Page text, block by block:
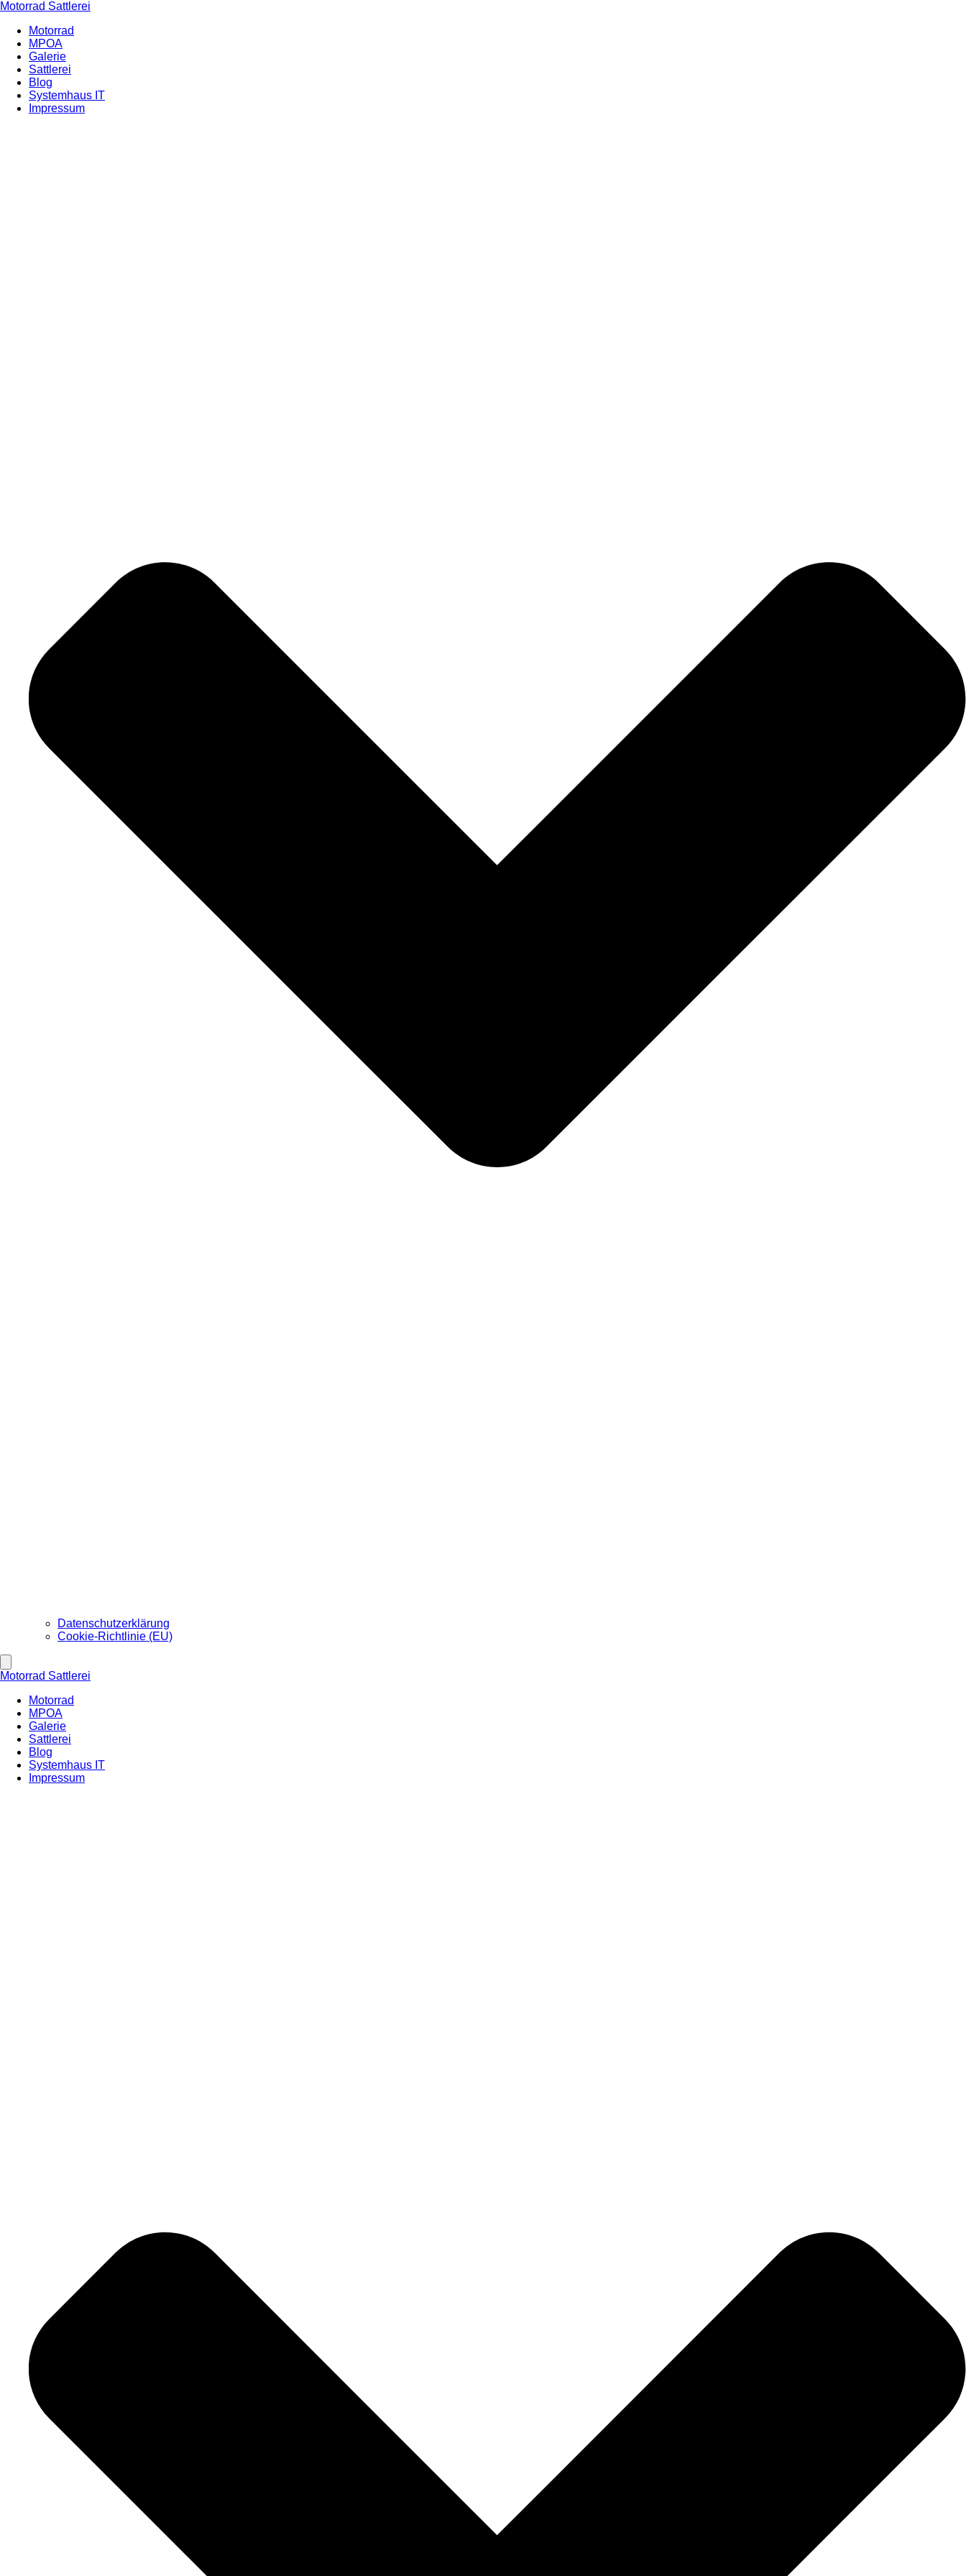
Motorrad Sattlerei
Motorrad
MPOA
Galerie
Sattlerei
Blog
Systemhaus IT
Impressum
Datenschutzerklärung
Cookie-Richtlinie (EU)
Motorrad Sattlerei
Motorrad
MPOA
Galerie
Sattlerei
Blog
Systemhaus IT
Impressum